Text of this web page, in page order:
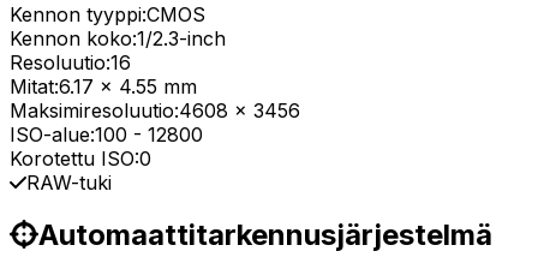
Kennon tyyppi:CMOS
Kennon koko:1/2.3-inch
Resoluutio:16
Mitat:6.17 x 4.55 mm
Maksimiresoluutio:4608 x 3456
ISO-alue:100 - 12800
Korotettu ISO:0
RAW-tuki
Automaattitarkennusjärjestelmä